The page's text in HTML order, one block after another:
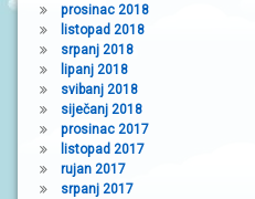
prosinac 2018
listopad 2018
srpanj 2018
lipanj 2018
svibanj 2018
siječanj 2018
prosinac 2017
listopad 2017
rujan 2017
srpanj 2017